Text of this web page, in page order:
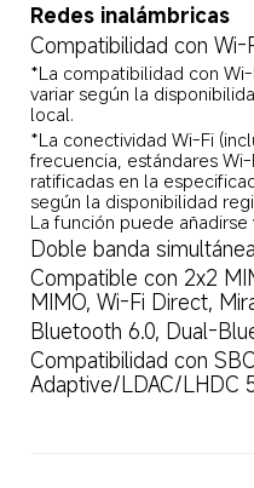
Redes inalámbricas
Compatibilidad con Wi-
*La compatibilidad con
variar según la
local.
*La conectividad Wi-Fi
frecuencia, estándares
ratificadas en la
según la disponibilidad
La función puede
Doble banda simultánea
Compatible con 2x2
MIMO, Wi-Fi Direct,
Bluetooth 6.0, Dual-
Compatibilidad con
Adaptive/LDAC/LHDC